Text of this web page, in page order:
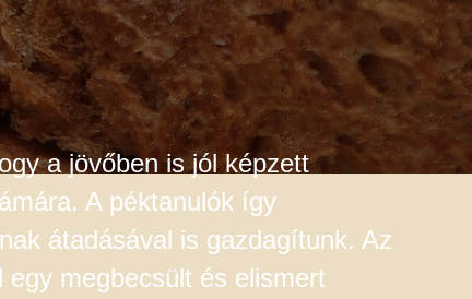
a jövőben is jól képzett
A péktanulók így
átadásával is gazdagítunk. Az
megbecsült és elismert